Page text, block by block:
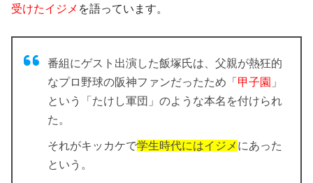
受けたイジメ を語っています。
番組にゲスト出演した飯塚氏は、父親が熱狂的
なプロ野球の阪神ファンだったため「 甲子園 」
という「たけし軍団」のような本名を付けられ
た。
それがキッカケで学生時代にはイジメ にあった
という。